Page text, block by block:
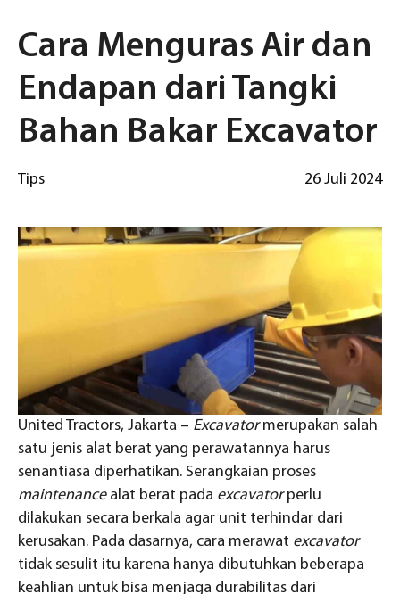
Cara Menguras Air dan
Endapan dari Tangki
Bahan Bakar Excavator
Tips 26 Juli 2024
United Tractors, Jakarta – Excavatormerupakan salah
satu jenis alat berat yang perawatannya harus
senantiasa diperhatikan. Serangkaian proses
maintenance alat berat pada excavatorperlu
dilakukan secara berkala agar unit terhindar dari
kerusakan. Pada dasarnya, cara merawat excavator
tidak sesulit itu karena hanya dibutuhkan beberapa
keahlian untuk bisa menjaga durabilitas dari